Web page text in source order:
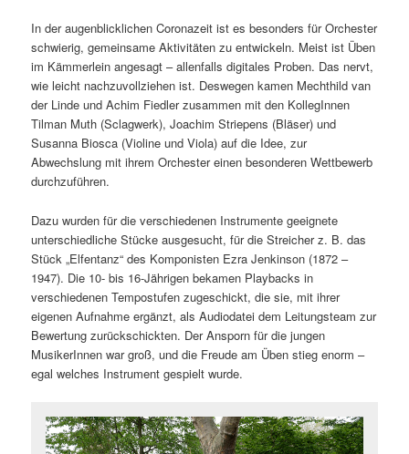
In der augenblicklichen Coronazeit ist es besonders für Orchester
schwierig, gemeinsame Aktivitäten zu entwickeln. Meist ist Üben
im Kämmerlein angesagt – allenfalls digitales Proben. Das nervt,
wie leicht nachzuvollziehen ist. Deswegen kamen Mechthild van
der Linde und Achim Fiedler zusammen mit den KollegInnen
Tilman Muth (Sclagwerk), Joachim Striepens (Bläser) und
Susanna Biosca (Violine und Viola) auf die Idee, zur
Abwechslung mit ihrem Orchester einen besonderen Wettbewerb
durchzuführen.
Dazu wurden für die verschiedenen Instrumente geeignete
unterschiedliche Stücke ausgesucht, für die Streicher z. B. das
Stück „Elfentanz“ des Komponisten Ezra Jenkinson (1872 –
1947). Die 10- bis 16-Jährigen bekamen Playbacks in
verschiedenen Tempostufen zugeschickt, die sie, mit ihrer
eigenen Aufnahme ergänzt, als Audiodatei dem Leitungsteam zur
Bewertung zurückschickten. Der Ansporn für die jungen
MusikerInnen war groß, und die Freude am Üben stieg enorm –
egal welches Instrument gespielt wurde.